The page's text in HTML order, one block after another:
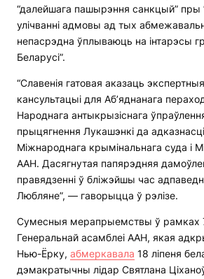
“далейшага пашырэння санкцый” пры
улічванні адмовы ад тых
непасрэдна ўплываюць на інтарэсы
Беларусі”.
“Славенія гатовая аказаць
кансультацыі для Аб’яднанага
Народнага антыкрызіснага
прыцягнення Лукашэнкі да
Міжнароднага крымінальнага суда і
ААН. Дасягнутая папярэдняя
правядзенні ў бліжэйшы час
Любляне”, — гаворыцца ў рэлізе.
Сумесныя мерапрыемствы ў рамках
Генеральнай асамблеі ААН, якая
Нью-Ёрку, абмеркавала 18 ліпеня
дэмакратычны лідар Святлана